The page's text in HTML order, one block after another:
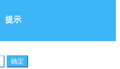
提示
确定